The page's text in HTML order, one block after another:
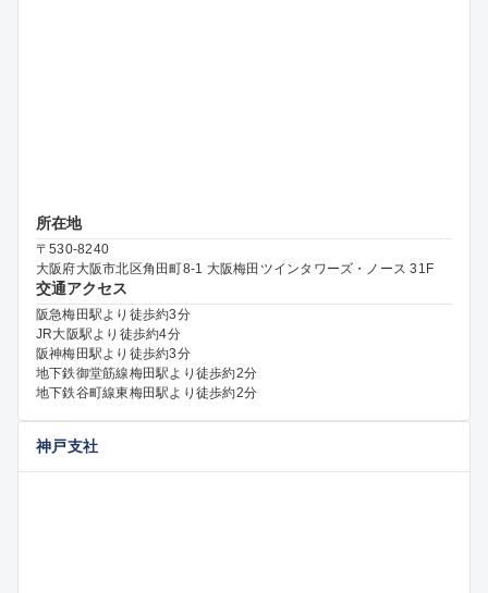
所在地
〒530-8240
大阪府大阪市北区角田町8-1 大阪梅田ツインタワーズ・ノース 31F
交通アクセス
阪急梅田駅より徒歩約3分
JR大阪駅より徒歩約4分
阪神梅田駅より徒歩約3分
地下鉄御堂筋線梅田駅より徒歩約2分
地下鉄谷町線東梅田駅より徒歩約2分
神戸支社